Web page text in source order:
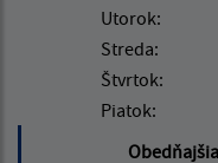
Utorok:
Streda:
Štvrtok:
Piatok: